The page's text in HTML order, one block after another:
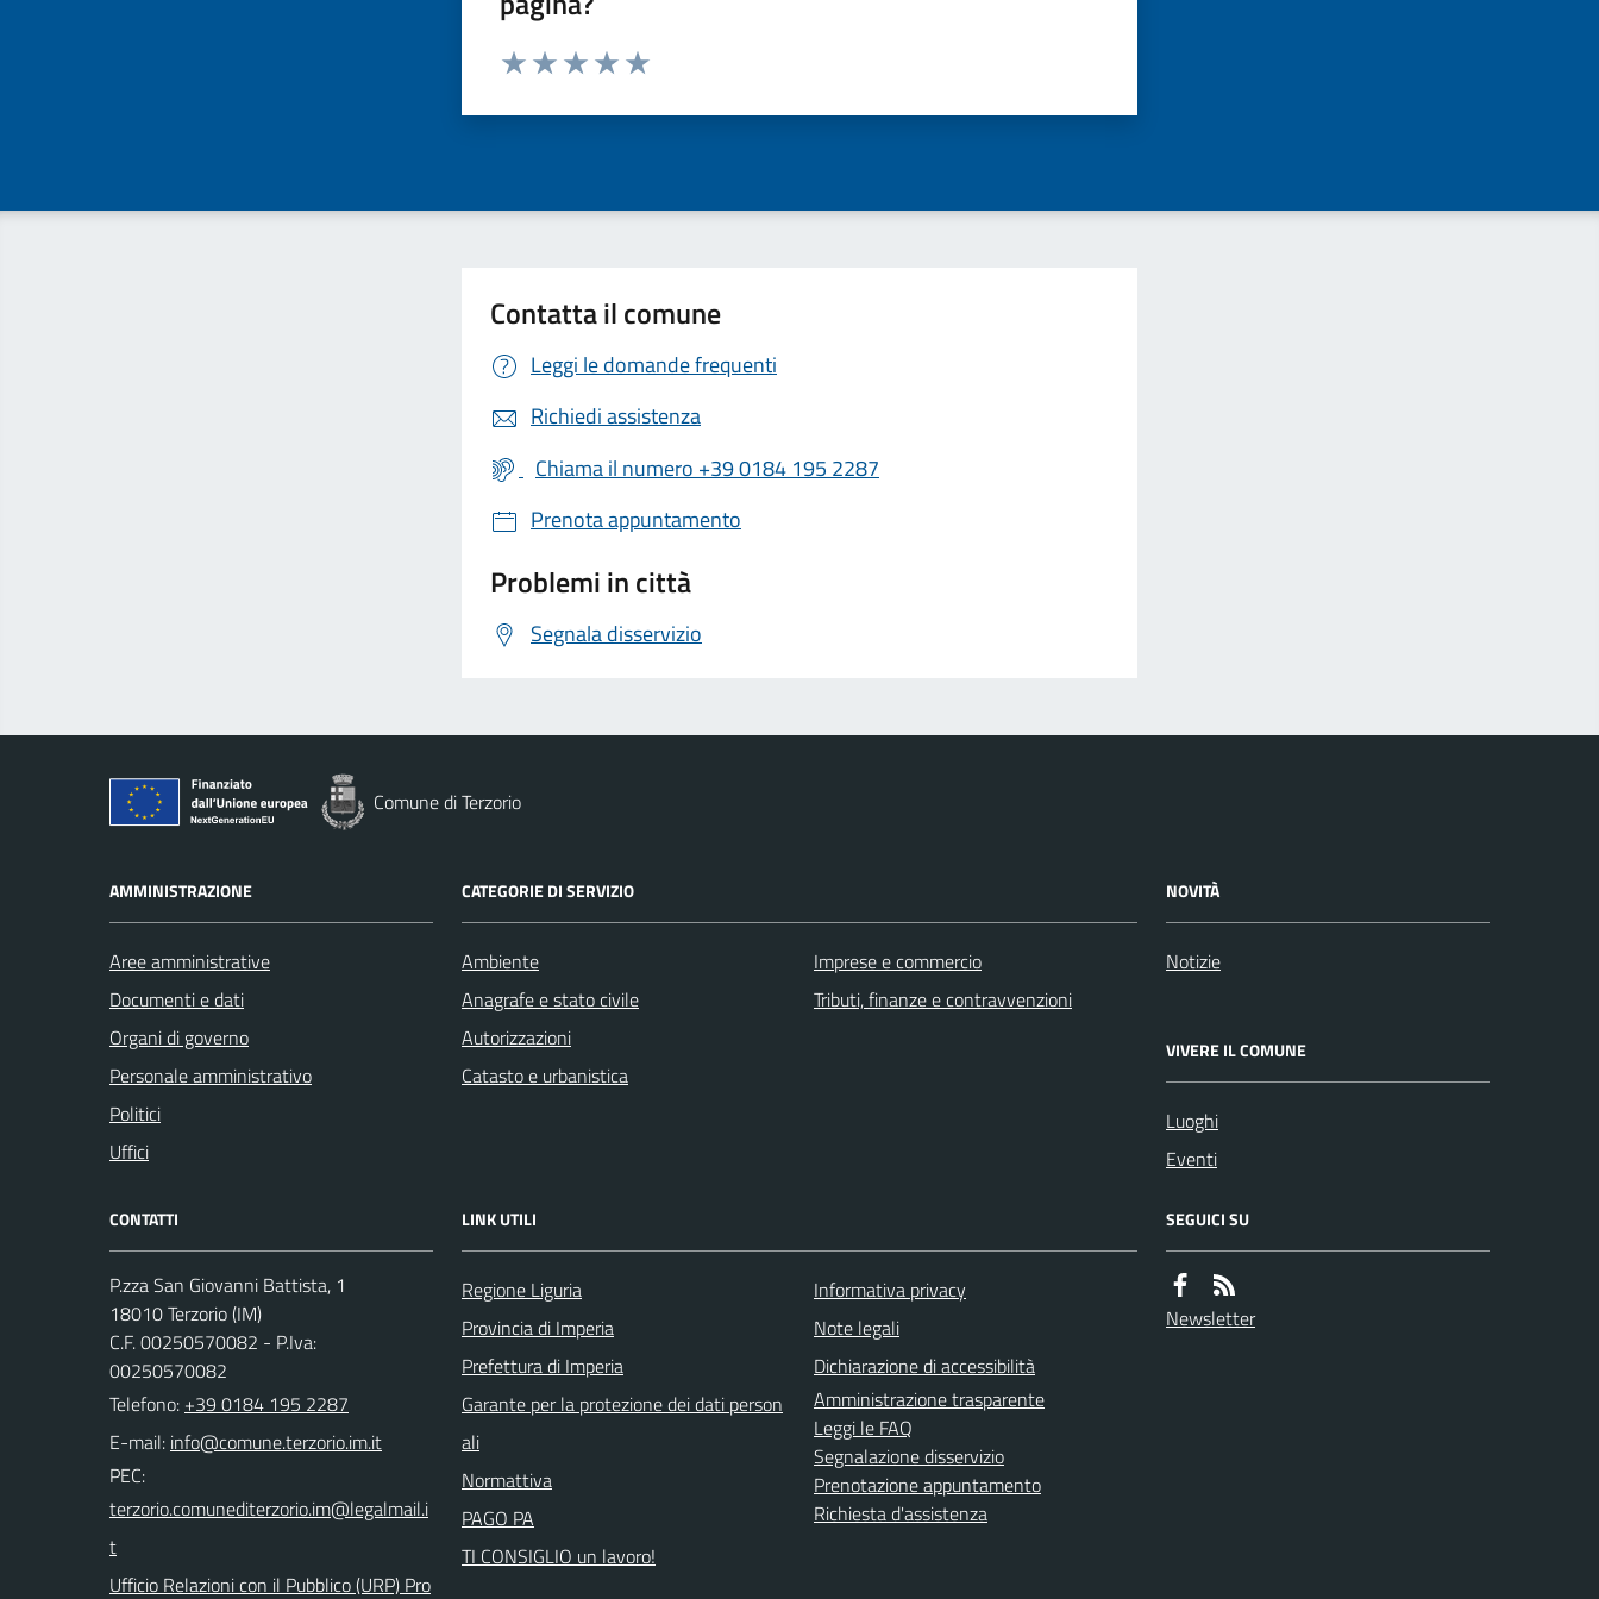
Valuta da 1 a 5 stelle la pagina
Contatta il comune
Leggi le domande frequenti
Richiedi assistenza
Chiama il numero +39 0184 195 2287
Prenota appuntamento
Problemi in città
Segnala disservizio
Comune di Terzorio
AMMINISTRAZIONE
Aree amministrative
Documenti e dati
Organi di governo
Personale amministrativo
Politici
Uffici
CATEGORIE DI SERVIZIO
Ambiente
Anagrafe e stato civile
Autorizzazioni
Catasto e urbanistica
Imprese e commercio
Tributi, finanze e contravvenzioni
NOVITÀ
Notizie
VIVERE IL COMUNE
Luoghi
Eventi
CONTATTI
P.zza San Giovanni Battista, 1
18010 Terzorio (IM)
C.F. 00250570082 - P.Iva:
00250570082
Telefono: +39 0184 195 2287
E-mail:
PEC:
Ufficio Relazioni con il Pubblico (URP) Pro
LINK UTILI
Regione Liguria
Provincia di Imperia
Prefettura di Imperia
Garante per la protezione dei dati person
ali
Normattiva
PAGO PA
TI CONSIGLIO un lavoro!
Informativa privacy
Note legali
Dichiarazione di accessibilità
Amministrazione trasparente
Leggi le FAQ
Segnalazione disservizio
Prenotazione appuntamento
Richiesta d'assistenza
SEGUICI SU
Newsletter